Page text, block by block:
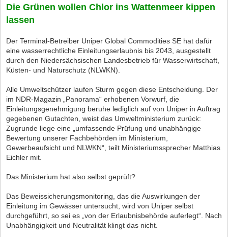
Die Grünen wollen Chlor ins Wattenmeer kippen
lassen
Der Terminal-Betreiber Uniper Global Commodities SE hat dafür
eine wasserrechtliche Einleitungserlaubnis bis 2043, ausgestellt
durch den Niedersächsischen Landesbetrieb für Wasserwirtschaft,
Küsten- und Naturschutz (NLWKN).
Alle Umweltschützer laufen Sturm gegen diese Entscheidung. Der
im NDR-Magazin „Panorama“ erhobenen Vorwurf, die
Einleitungsgenehmigung beruhe lediglich auf von Uniper in Auftrag
gegebenen Gutachten, weist das Umweltministerium zurück:
Zugrunde liege eine „umfassende Prüfung und unabhängige
Bewertung unserer Fachbehörden im Ministerium,
Gewerbeaufsicht und NLWKN“, teilt Ministeriumssprecher Matthias
Eichler mit.
Das Ministerium hat also selbst geprüft?
Das Beweissicherungsmonitoring, das die Auswirkungen der
Einleitung im Gewässer untersucht, wird von Uniper selbst
durchgeführt, so sei es „von der Erlaubnisbehörde auferlegt“. Nach
Unabhängigkeit und Neutralität klingt das nicht.